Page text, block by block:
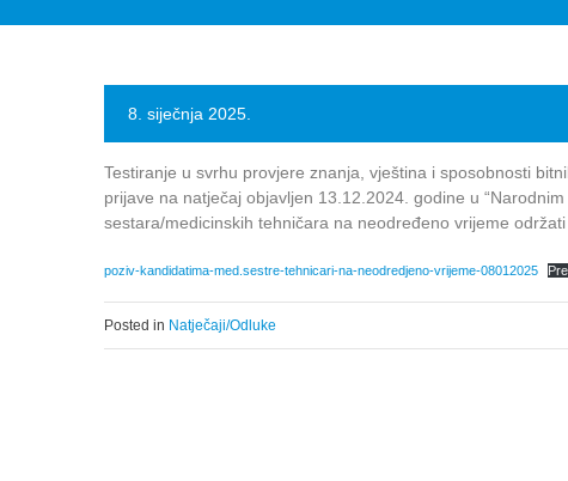
8. siječnja 2025.
Testiranje u svrhu provjere znanja, vještina i sposobnosti
prijave na natječaj objavljen 13.12.2024. godine u
sestara/medicinskih tehničara na neodređeno vrijeme
poziv-kandidatima-med.sestre-tehnicari-na-neodredjeno-vrijeme-08012025
Posted in Natječaji/Odluke